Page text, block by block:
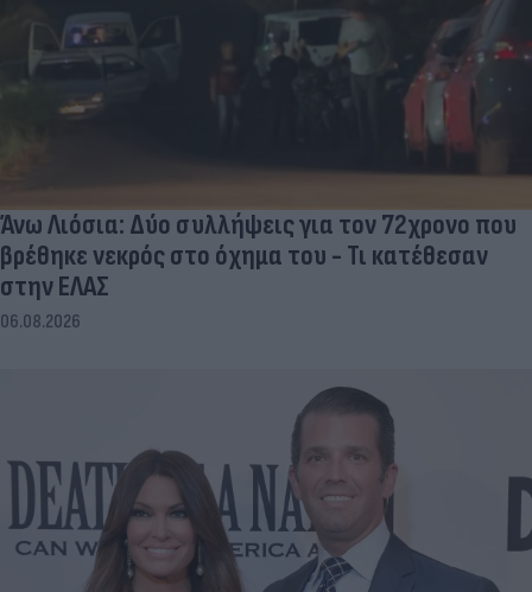
Άνω Λιόσια: Δύο συλλήψεις για τον 72χρονο που
βρέθηκε νεκρός στο όχημα του - Τι κατέθεσαν
στην ΕΛΑΣ
06.08.2026